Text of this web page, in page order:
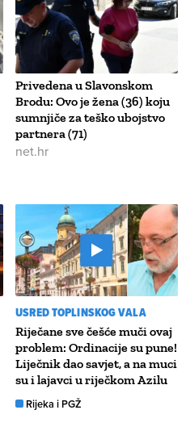
Privedena u Slavonskom
Brodu: Ovo je žena (36) koju
sumnjiče za teško ubojstvo
partnera (71)
net.hr
USRED TOPLINSKOG VALA
Riječane sve češće muči ovaj
problem: Ordinacije su pune!
Liječnik dao savjet, a na muci
su i lajavci u riječkom Azilu
Rijeka i PGŽ